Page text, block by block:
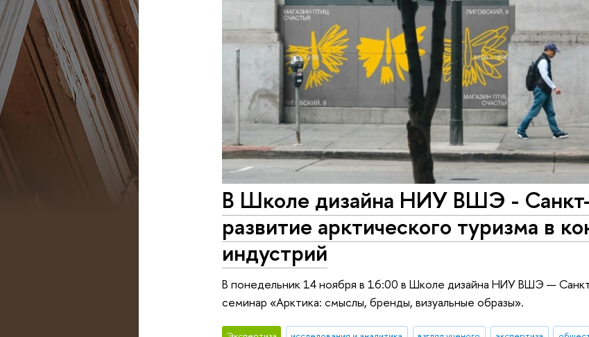
В Школе дизайна НИУ ВШЭ - Санкт-
развитие арктического туризма в
индустрий
В понедельник 14 ноября в 16:00 в Школе дизайна НИУ ВШЭ —
семинар «Арктика: смыслы, бренды, визуальные образы».